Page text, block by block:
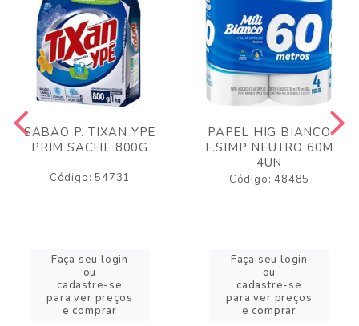
SABAO P. TIXAN YPE
PRIM SACHE 800G
Código: 54731
Faça seu login
ou
cadastre-se
para ver preços
e comprar
PAPEL HIG BIANCO
F.SIMP NEUTRO 60M
4UN
Código: 48485
Faça seu login
ou
cadastre-se
para ver preços
e comprar